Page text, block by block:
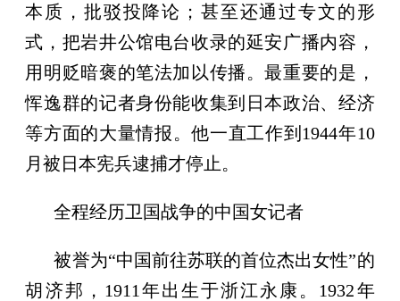
本质，批驳投降论；甚至还通过专文的形
式，把岩井公馆电台收录的延安广播内容，
用明贬暗褒的笔法加以传播。最重要的是，
恽逸群的记者身份能收集到日本政治、经济
等方面的大量情报。他一直工作到1944年10
月被日本宪兵逮捕才停止。
全程经历卫国战争的中国女记者
被誉为“中国前往苏联的首位杰出女性”的
胡济邦，1911年出生于浙江永康。1932年